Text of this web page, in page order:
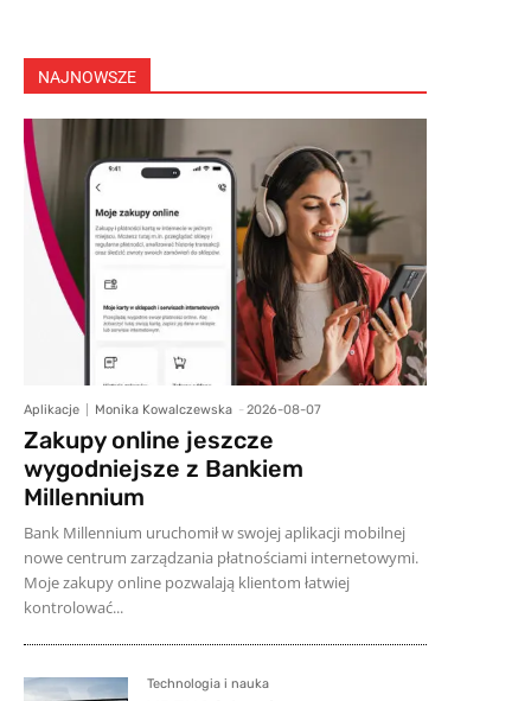
NAJNOWSZE
Aplikacje Monika Kowalczewska - 2026-08-07
Zakupy online jeszcze
wygodniejsze z Bankiem
Millennium
Bank Millennium uruchomił w swojej aplikacji mobilnej
nowe centrum zarządzania płatnościami internetowymi.
Moje zakupy online pozwalają klientom łatwiej
kontrolować...
Technologia i nauka